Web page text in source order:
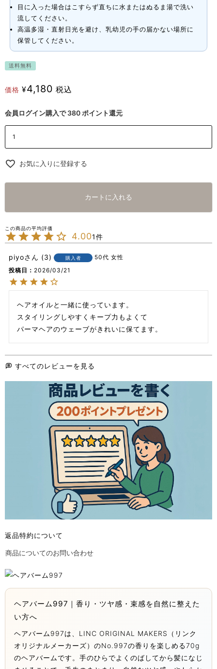
目に入った場合はこすらず直ちに水またはぬるま湯で洗い
流してください。
高温多湿・直射日光を避け、乳幼児の手の届かない場所に
保管してください。
送料無料
価格 ¥4,180 税込
会員ログイン購入で 380 ポイント還元
お気に入りに登録する
カートに入れる
4.001
piyo 3 購入者 50代 女性
投稿日
2026/03/21
ヘアオイルと一緒に使っています。
スタイリングしやすくキープ力もよくて
パーマヘアのウェーブがきれいに保てます。
すべてのレビューを見る
返品特約について
商品についてのお問い合わせ
ヘアバーム997｜香り・ツヤ感・束感を自然に整えた
い方へ
ヘアバーム997は、LINC ORIGINAL MAKERS（リンク
オリジナルメーカーズ）のNo.997の香りを楽しめる70g
のヘアバームです。手のひらでよくのばしてから髪になじ